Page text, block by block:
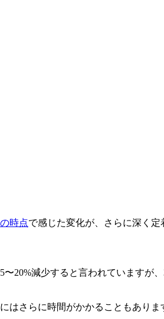
時点で感じた変化が、さらに深く定
20%減少すると言われていますが
はさらに時間がかかることもありま